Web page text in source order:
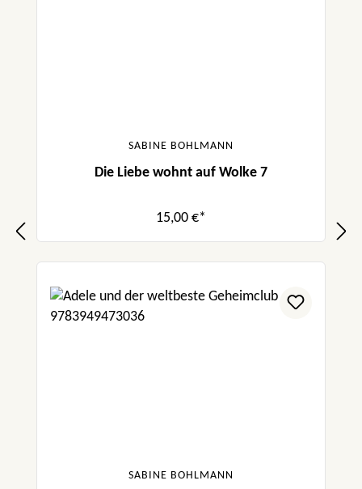
SABINE BOHLMANN
Die Liebe wohnt auf Wolke 7
15,00 €*
SABINE BOHLMANN